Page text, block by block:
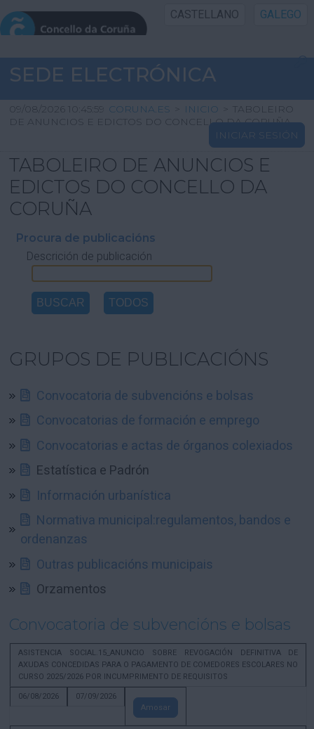
CASTELLANO GALEGO
INICIO SEDE
INICIO
INFORMACIÓN PÚBLICA
CARTAFOL CIDADÁN
AXUDA
SEDE ELECTRÓNICA
09/08/2026 10:45:59 CORUNA.ES > INICIO > TABOLEIRO
DE ANUNCIOS E EDICTOS DO CONCELLO DA CORUÑA
INICIAR SESIÓN
TABOLEIRO DE ANUNCIOS E
EDICTOS DO CONCELLO DA
CORUÑA
Procura de publicacións
Descrición de publicación
GRUPOS DE PUBLICACIÓNS
Convocatoria de subvencións e bolsas
Convocatorias de formación e emprego
Convocatorias e actas de órganos colexiados
Estatística e Padrón
Información urbanística
Normativa municipal:regulamentos, bandos e
ordenanzas
Outras publicacións municipais
Orzamentos
Convocatoria de subvencións e bolsas
ASISTENCIA SOCIAL.15_ANUNCIO SOBRE REVOGACIÓN DEFINITIVA DE
AXUDAS CONCEDIDAS PARA O PAGAMENTO DE COMEDORES ESCOLARES NO
CURSO 2025/2026 POR INCUMPRIMENTO DE REQUISITOS
06/08/2026
07/09/2026
Amosar